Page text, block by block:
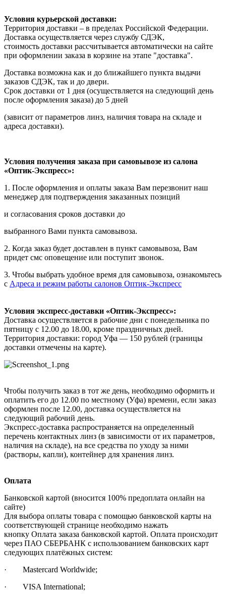
Условия курьерской доставки:
Территория доставки – в пределах Российской Федерации.
Доставка осуществляется через службу СДЭК,
стоимость доставки рассчитывается автоматически на сайте
при оформлении заказа в корзине на этапе "доставка".
Доставка возможна как и до ближайшего пункта выдачи
заказов СДЭК, так и до двери.
Срок доставки от 1 дня (осуществляется на следующий день
после оформления заказа) до 5 дней
(зависит от параметров линз, наличия товара на складе и
адреса доставки).
Условия получения заказа при самовывозе из салона
«Оптик-Экспресс»:
1. После оформления и оплаты заказа Вам перезвонит наш
менеджер для подтверждения заказанных позиций
и согласования сроков доставки до
выбранного Вами пункта самовывоза.
2. Когда заказ будет доставлен в пункт самовывоза, Вам
придет смс оповещение или поступит звонок.
3. Чтобы выбрать удобное время для самовывоза, ознакомьтесь
с Адреса и режим работы салонов Оптик-Экспресс
Условия экспресс-доставки «Оптик-Экспресс»:
Доставка осуществляется в рабочие дни с понедельника по
пятницу с 12.00 до 18.00, кроме праздничных дней.
Территория доставки: город Уфа — 150 рублей (границы
доставки отмечены на карте).
Чтобы получить заказ в тот же день, необходимо оформить и
оплатить его до 12.00 по местному (Уфа) времени, если заказ
оформлен после 12.00, доставка осуществляется на
следующий рабочий день.
Экспресс-доставка распространяется на определенный
перечень контактных линз (в зависимости от их параметров,
наличия на складе), на все средства по уходу за ними
(растворы, капли), контейнер для хранения линз.
Оплата
Банковской картой (вносится 100% предоплата онлайн на
сайте)
Для выбора оплаты товара с помощью банковской карты на
соответствующей странице необходимо нажать
кнопку Оплата заказа банковской картой. Оплата происходит
через ПАО СБЕРБАНК с использованием банковских карт
следующих платёжных систем:
· Mastercard Worldwide;
· VISA International;